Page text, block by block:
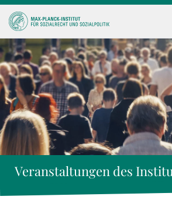
Veranstaltungen des